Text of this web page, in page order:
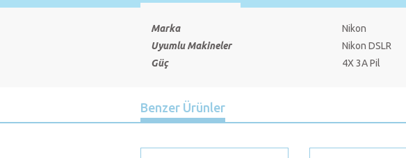
Marka Nikon
Uyumlu Makineler
Nikon DSLR
Güç
4X 3A Pil
Benzer Ürünler